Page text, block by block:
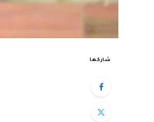
شاركها